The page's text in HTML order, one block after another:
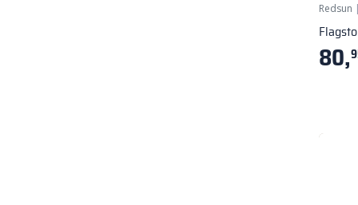
Redsun |
80,